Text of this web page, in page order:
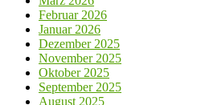
Februar 2026
Januar 2026
Dezember 2025
November 2025
Oktober 2025
September 2025
August 2025